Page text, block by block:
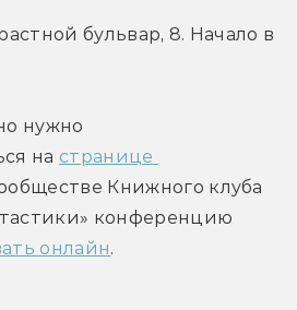
бульвар, 8. Начало в
нужно
на странице
Книжного клуба
онлайн.